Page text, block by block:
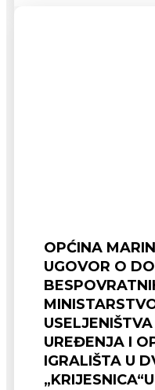
OPĆINA
UGOVOR O
UREĐENJA I
IGRALIŠTA U